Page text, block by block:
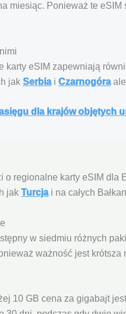
miesiąc. Ponieważ te
karty eSIM zapewniają
jak Serbiai Czarnogóraale
dla krajów objętych
o regionalne karty eSIM
jak Turcjai na całych
w siedmiu różnych
ważność jest
10 GB cena za gigabajt